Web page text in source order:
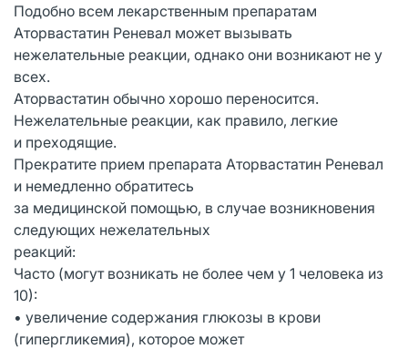
Подобно всем лекарственным препаратам
Аторвастатин Реневал может вызывать
нежелательные реакции, однако они возникают не у
всех.
Аторвастатин обычно хорошо переносится.
Нежелательные реакции, как правило, легкие
и преходящие.
Прекратите прием препарата Аторвастатин Реневал
и немедленно обратитесь
за медицинской помощью, в случае возникновения
следующих нежелательных
реакций:
Часто (могут возникать не более чем у 1 человека из
10):
• увеличение содержания глюкозы в крови
(гипергликемия), которое может